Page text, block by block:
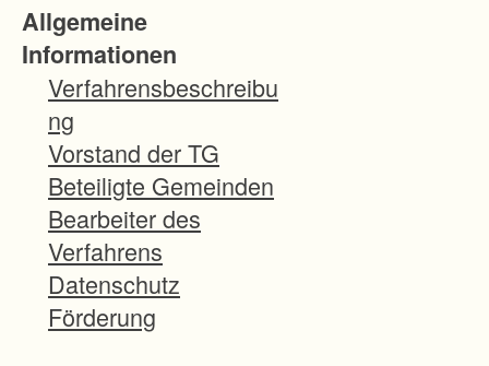
Allgemeine
Informationen
Verfahrensbeschreibu
ng
Vorstand der TG
Beteiligte Gemeinden
Bearbeiter des
Verfahrens
Datenschutz
Förderung